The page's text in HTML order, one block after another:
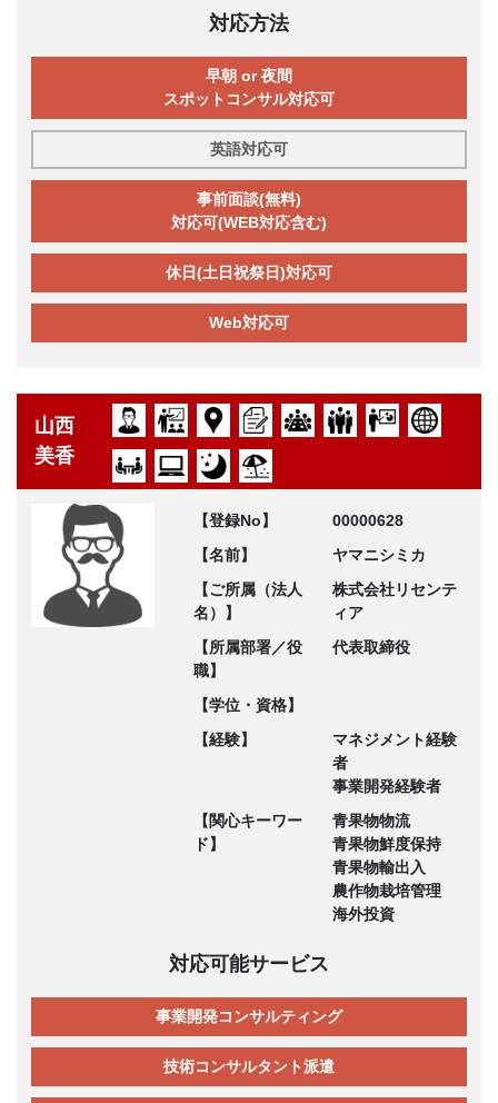
対応方法
早朝 or 夜間
スポットコンサル対応可
英語対応可
事前面談(無料)
対応可(WEB対応含む)
休日(土日祝祭日)対応可
Web対応可
山西
美香
【登録No】
00000628
【名前】
ヤマニシミカ
【ご所属（法人
名）】
株式会社リセンテ
ィア
【所属部署／役
職】
代表取締役
【学位・資格】
【経験】
マネジメント経験
者
事業開発経験者
【関心キーワー
ド】
青果物物流
青果物鮮度保持
青果物輸出入
農作物栽培管理
海外投資
対応可能サービス
事業開発コンサルティング
技術コンサルタント派遣